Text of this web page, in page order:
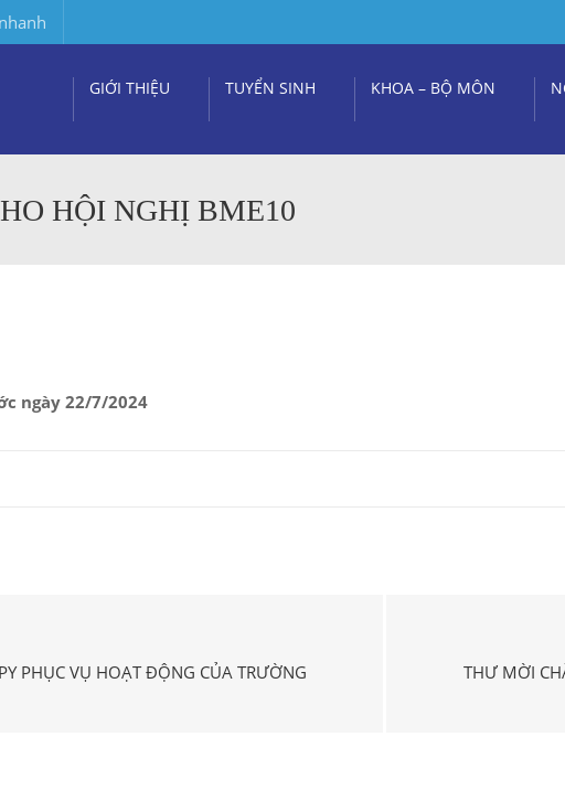
GIỚI THIỆU TUYỂN SINH KHOA – BỘ MÔN
HỘI NGHỊ BME10
ngày 22/7/2024
PHỤC VỤ HOẠT ĐỘNG CỦA TRƯỜNG
THƯ MỜI